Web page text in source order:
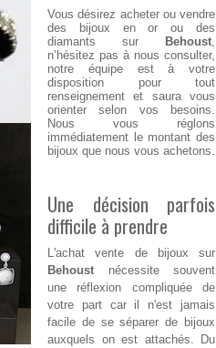
Vous désirez acheter ou vendre
des bijoux en or ou des
diamants sur
Behoust,
n’hésitez pas à nous consulter,
notre équipe est à votre
disposition pour tout
renseignement et saura vous
orienter selon vos besoins.
Nous vous réglons
immédiatement le montant des
bijoux que nous vous achetons.
Une décision parfois
difficile à prendre
L'achat vente de bijoux sur
Behoust nécessite souvent
une réflexion compliquée de
votre part car il n'est jamais
facile de se séparer de bijoux
auxquels on est attachés. Du